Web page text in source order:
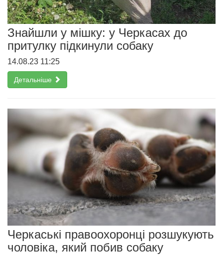
Знайшли у мішку: у Черкасах до
притулку підкинули собаку
14.08.23 11:25
Детальніше
Черкаські правоохоронці розшукують
чоловіка, який побив собаку